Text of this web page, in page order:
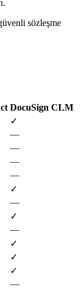
sözleşme
DocuSign CLM
✓
—
—
—
—
✓
—
✓
—
✓
✓
✓
—